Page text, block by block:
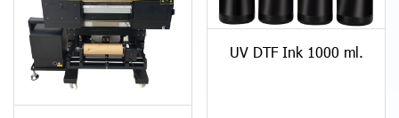
UV DTF Ink 1000 ml.